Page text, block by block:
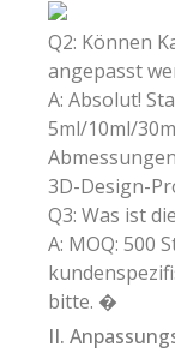
Q2: Können
angepasst
A: Absolut!
5ml/10ml/
3D-Design-
Q3: Was ist
A: MOQ: 500
bitte. �
II.